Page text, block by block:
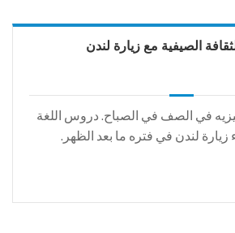
الصيفية مع زيارة لندن
في الصف في الصباح. دروس اللغة
زيارة لندن في فتره ما بعد الظهر.